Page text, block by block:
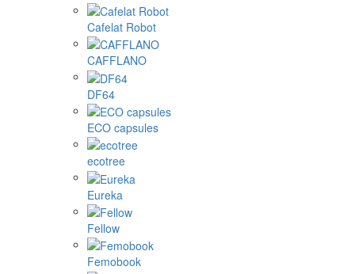
Cafelat Robot
CAFFLANO
DF64
ECO capsules
ecotree
Eureka
Fellow
Femobook